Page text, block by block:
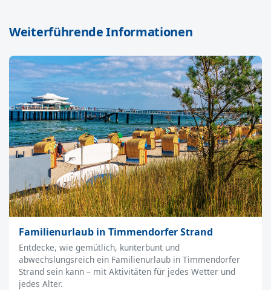
Weiterführende Informationen
Familienurlaub in Timmendorfer Strand
Entdecke, wie gemütlich, kunterbunt und
abwechslungsreich ein Familienurlaub in Timmendorfer
Strand sein kann – mit Aktivitäten für jedes Wetter und
jedes Alter.